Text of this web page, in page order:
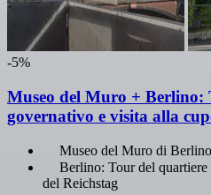
-5%
Museo del Muro + Berlino:
governativo e visita alla
Museo del Muro di
Berlino: Tour del
del Reichstag